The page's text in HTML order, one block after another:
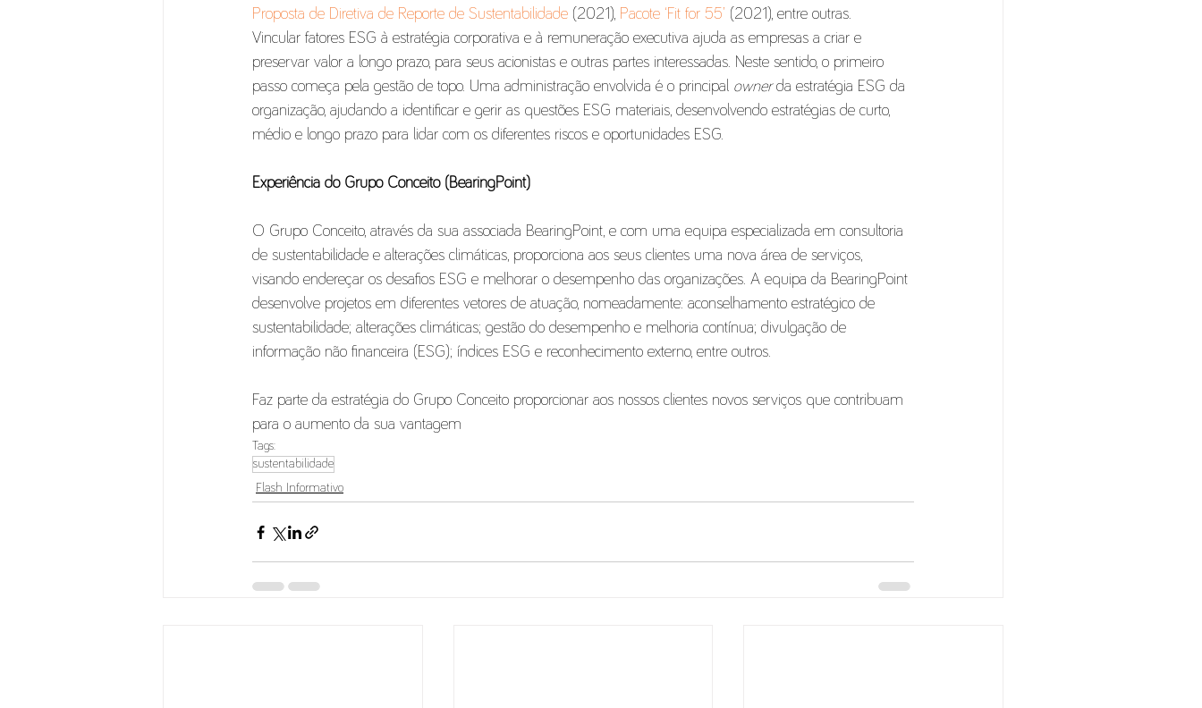
Proposta de Diretiva de Reporte de Sustentabilidade (2021), Pacote ‘Fit for 55’ (2021), entre outras.
Vincular fatores ESG à estratégia corporativa e à remuneração executiva ajuda as empresas a criar e
preservar valor a longo prazo, para seus acionistas e outras partes interessadas. Neste sentido, o primeiro
passo começa pela gestão de topo. Uma administração envolvida é o principal owner da estratégia ESG da
organização, ajudando a identificar e gerir as questões ESG materiais, desenvolvendo estratégias de curto,
médio e longo prazo para lidar com os diferentes riscos e oportunidades ESG.
Experiência do Grupo Conceito (BearingPoint)
O Grupo Conceito, através da sua associada BearingPoint, e com uma equipa especializada em consultoria
de sustentabilidade e alterações climáticas, proporciona aos seus clientes uma nova área de serviços,
visando endereçar os desafios ESG e melhorar o desempenho das organizações. A equipa da BearingPoint
desenvolve projetos em diferentes vetores de atuação, nomeadamente: aconselhamento estratégico de
sustentabilidade; alterações climáticas; gestão do desempenho e melhoria contínua; divulgação de
informação não financeira (ESG); índices ESG e reconhecimento externo, entre outros.
Faz parte da estratégia do Grupo Conceito proporcionar aos nossos clientes novos serviços que contribuam
para o aumento da sua vantagem
Tags:
sustentabilidade
Flash Informativo